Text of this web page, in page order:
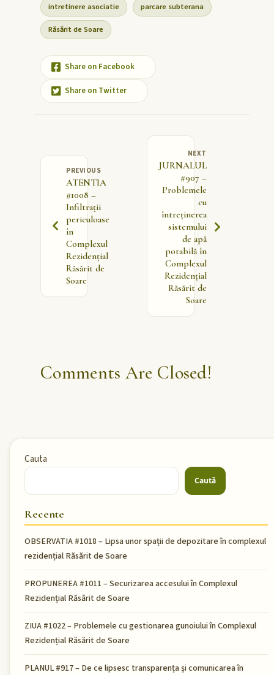
intretinere asociatie parcare subterana
Răsărit de Soare
Share on Facebook
Share on Twitter
PREVIOUS
ATENTIA
#1008 –
Infiltrații
periculoase
în
Complexul
Rezidențial
Răsărit de
Soare
NEXT
JURNALUL
#907 –
Problemele
cu
întreținerea
sistemului
de apă
potabilă în
Complexul
Rezidențial
Răsărit de
Soare
Comments Are Closed!
Cauta
Caută
Recente
OBSERVATIA #1018 – Lipsa unor spații de depozitare în complexul
rezidențial Răsărit de Soare
PROPUNEREA #1011 – Securizarea accesului în Complexul
Rezidențial Răsărit de Soare
ZIUA #1022 – Problemele cu gestionarea gunoiului în Complexul
Rezidențial Răsărit de Soare
PLANUL #917 – De ce lipsesc transparența și comunicarea în